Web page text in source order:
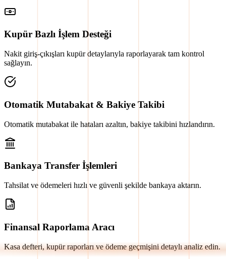
Kupür Bazlı İşlem Desteği
Nakit giriş-çıkışları kupür detaylarıyla raporlayarak tam kontrol
sağlayın.
Otomatik Mutabakat & Bakiye Takibi
Otomatik mutabakat ile hataları azaltın, bakiye takibini hızlandırın.
Bankaya Transfer İşlemleri
Tahsilat ve ödemeleri hızlı ve güvenli şekilde bankaya aktarın.
Finansal Raporlama Aracı
Kasa defteri, kupür raporları ve ödeme geçmişini detaylı analiz edin.